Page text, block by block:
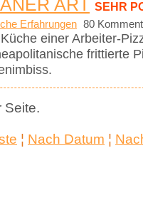
ART SEHR
Erfahrungen 80
einer Arbeiter-
frittierte
Seite.
¦ Nach Datum ¦